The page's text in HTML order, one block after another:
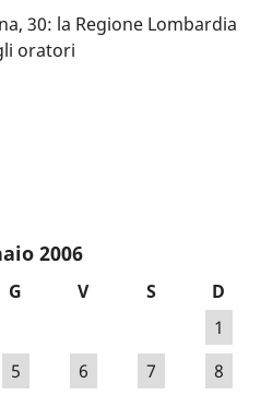
30: la Regione Lombardia
oratori
2006
G V S
D
1
5 6 7
8